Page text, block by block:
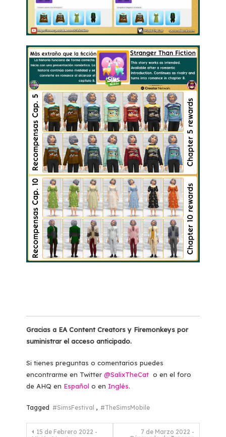
Gracias a EA Content Creators y Firemonkeys por
suministrar el acceso anticipado.
Si tienes preguntas o comentarios puedes
encontrarme en Twitter @SalixTheCat o en el foro
de AHQ en Español o en Inglés.
Tagged #SimsFestival , #TheSimsMobile
Navegación
15 de Febrero 2022 -
7 de Marzo 2022 -